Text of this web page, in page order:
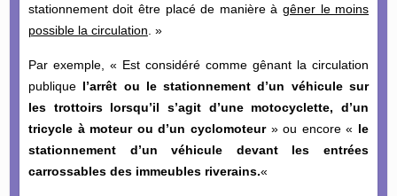
stationnement doit être placé de manière à gêner le moins
possible la circulation . »
Par exemple, « Est considéré comme gênant la circulation
publiquel’arrêt ou le stationnement d’un véhicule sur
les trottoirs lorsqu’il s’agit d’une motocyclette, d’un
tricycle à moteur ou d’un cyclomoteur» ou encore « le
stationnement d’un véhicule devant les entrées
carrossables des immeubles riverains.«